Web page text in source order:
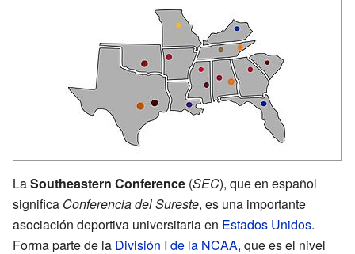
LaSoutheastern Conference (SEC), que en español
significa Conferencia del Sureste, es una importante
asociación deportiva universitaria en Estados Unidos.
Forma parte de la División I de la NCAA, que es el nivel